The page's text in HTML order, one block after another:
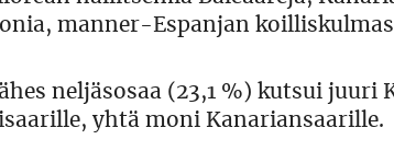
manner-Espanjan
neljäsosaa (23,1 %) kutsui juuri
yhtä moni Kanarian­saarille.